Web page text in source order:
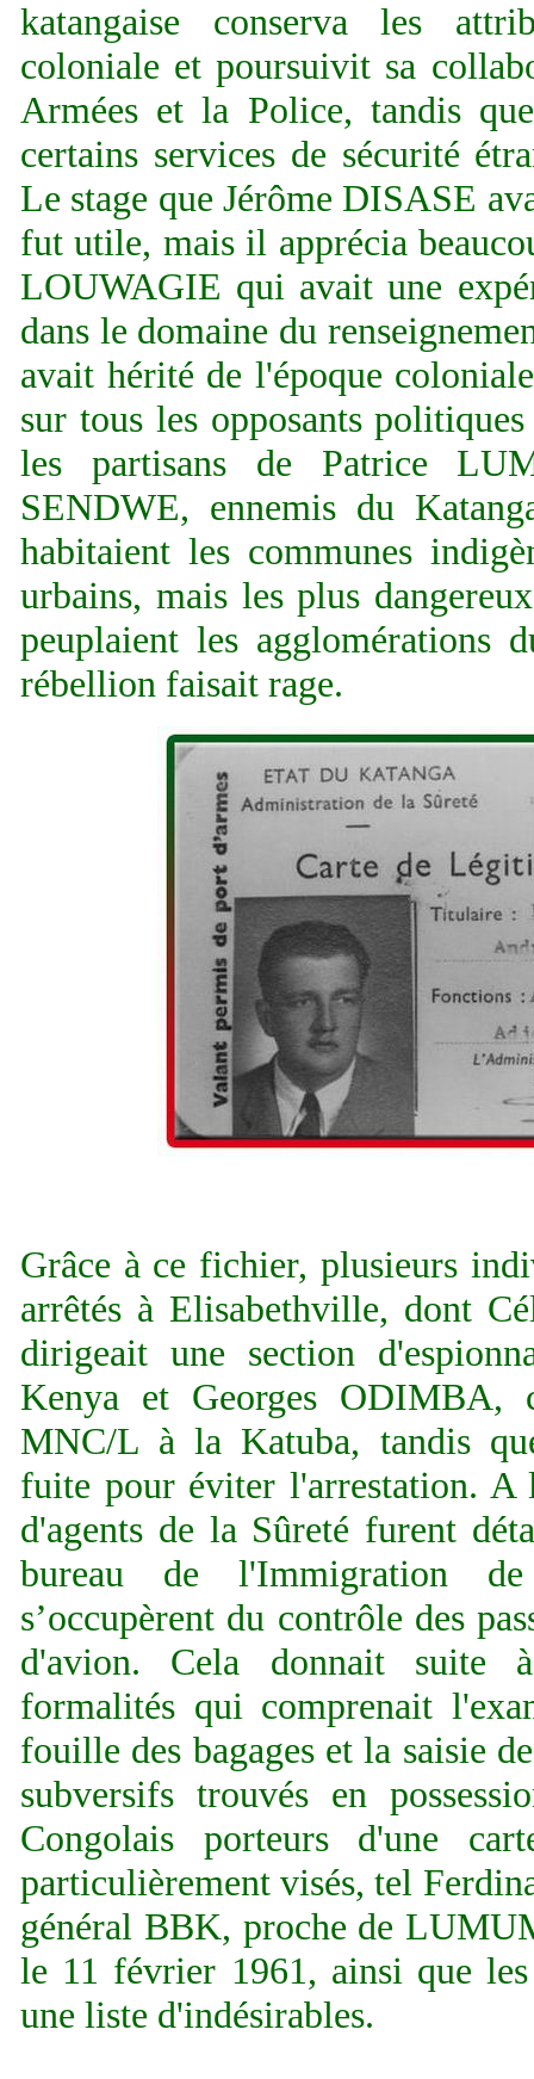
katangaise conserva les
coloniale et poursuivit sa
Armées et la Police, tandis
certains services de sécurité
Le stage que Jérôme DISASE
fut utile, mais il apprécia
LOUWAGIE qui avait une
dans le domaine du
avait hérité de l'époque
sur tous les opposants
les partisans de Patrice
SENDWE, ennemis du
habitaient les communes
urbains, mais les plus
peuplaient les agglomérations
rébellion faisait rage.
Grâce à ce fichier, plusieurs
arrêtés à Elisabethville, dont
dirigeait une section
Kenya et Georges ODIMBA,
MNC/L à la Katuba, tandis
fuite pour éviter l'arrestation. A
d'agents de la Sûreté furent
bureau de l'Immigration
s’occupèrent du contrôle des
d'avion. Cela donnait suite
formalités qui comprenait
fouille des bagages et la saisie
subversifs trouvés en
Congolais porteurs d'une
particulièrement visés, tel
général BBK, proche de
le 11 février 1961, ainsi que les
une liste d'indésirables.